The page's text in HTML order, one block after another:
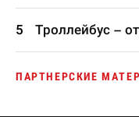
Троллейбус –
ПАРТНЕРСКИЕ